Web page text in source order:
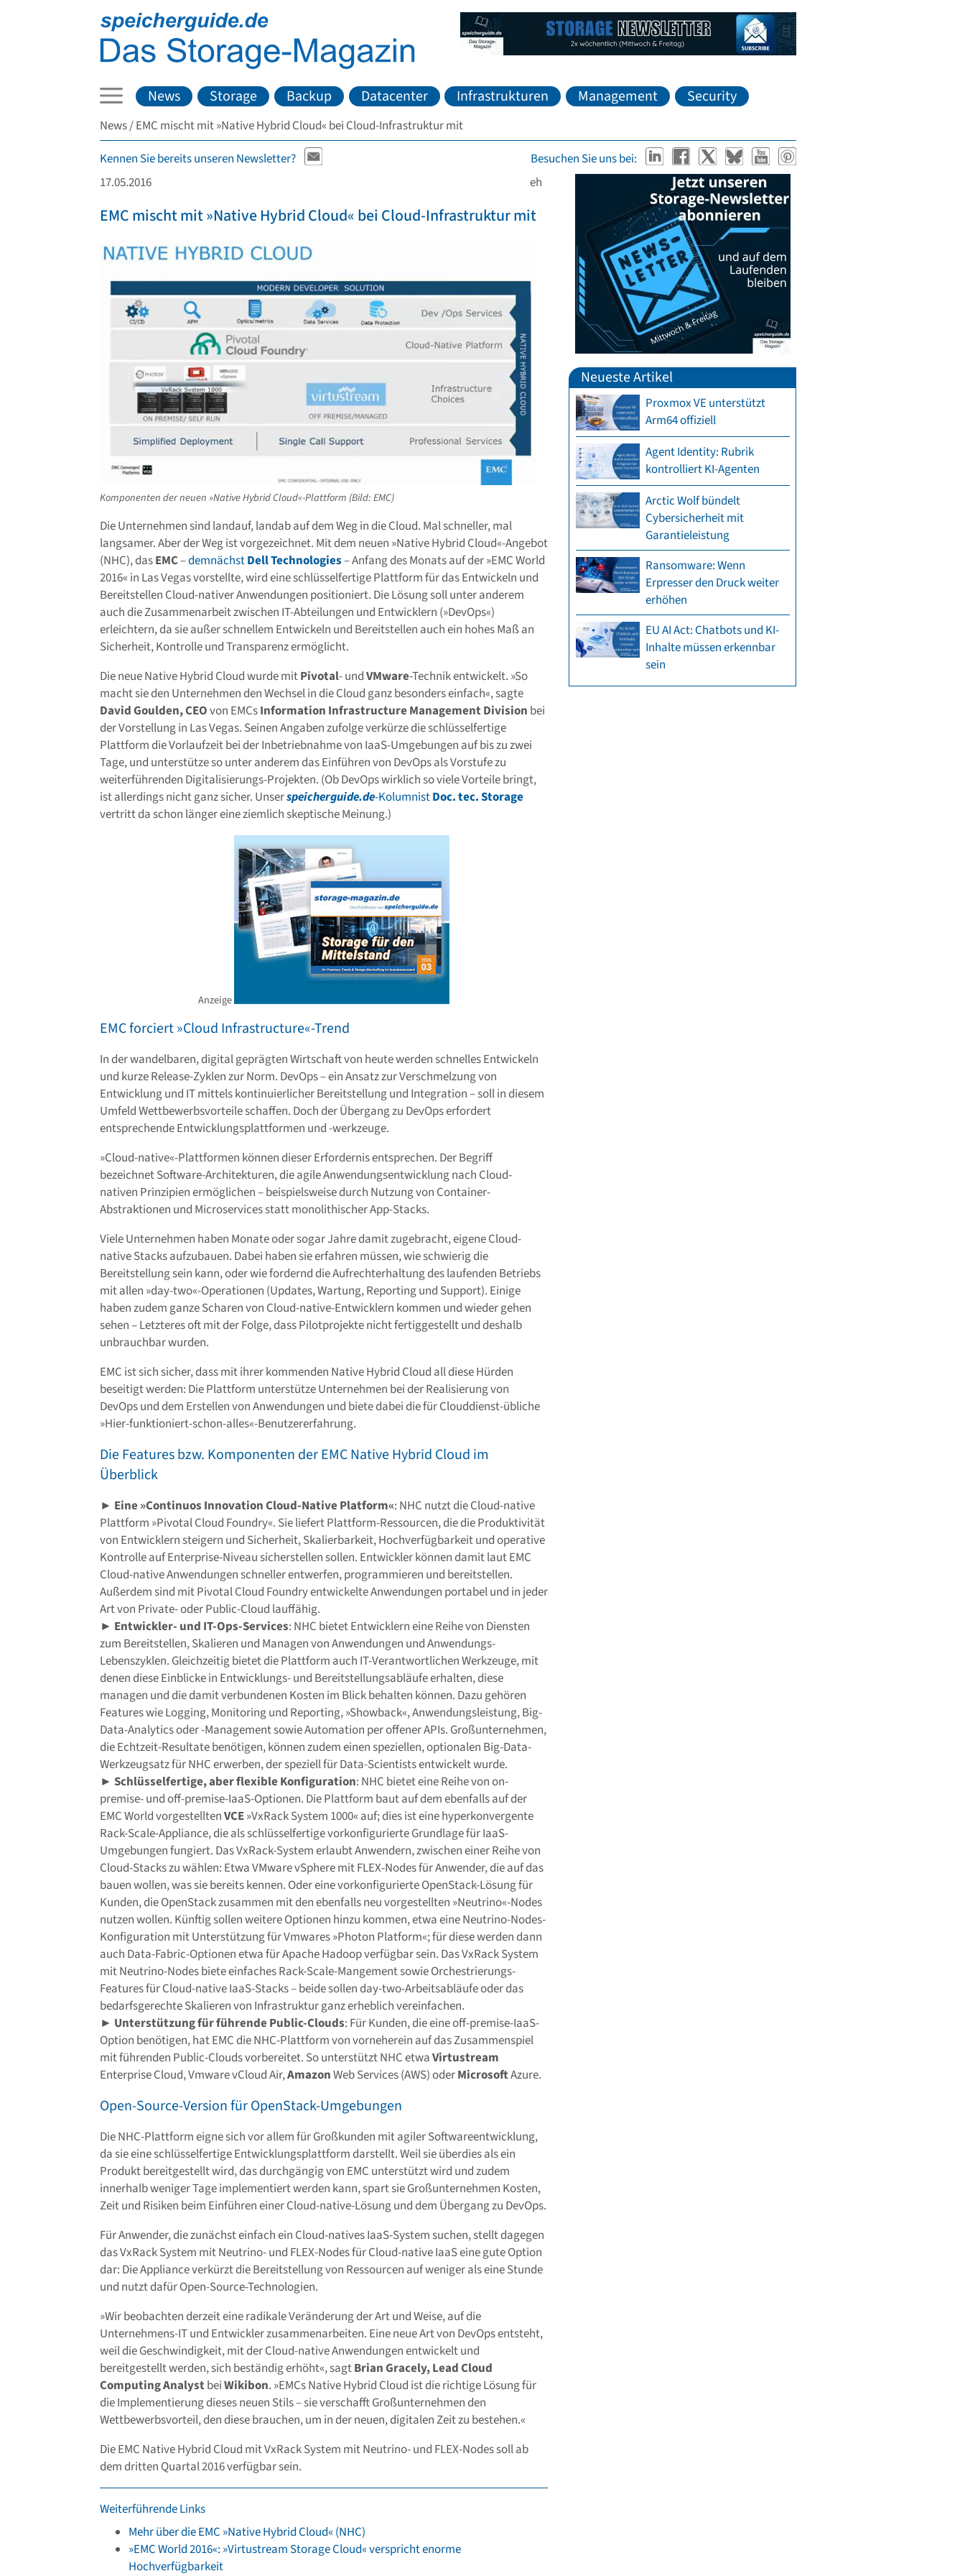
News Storage Backup Datacenter Infrastrukturen Management Security
News EMC mischt mit »Native Hybrid Cloud« bei Cloud-Infrastruktur mit
Kennen Sie bereits unseren Newsletter?
Besuchen Sie uns bei:
17.05.2016
eh
EMC mischt mit »Native Hybrid Cloud« bei Cloud-Infrastruktur mit
Komponenten der neuen »Native Hybrid Cloud«-Plattform (Bild: EMC)
Die Unternehmen sind landauf, landab auf dem Weg in die Cloud. Mal schneller, mal
langsamer. Aber der Weg ist vorgezeichnet. Mit dem neuen »Native Hybrid Cloud«-Angebot
(NHC), dasEMC–demnächstDell Technologies– Anfang des Monats auf der »EMC World
2016« in Las Vegas vorstellte, wird eine schlüsselfertige Plattform für das Entwickeln und
Bereitstellen Cloud-nativer Anwendungen positioniert. Die Lösung soll unter anderem
auch die Zusammenarbeit zwischen IT-Abteilungen und Entwicklern (»DevOps«)
erleichtern, da sie außer schnellem Entwickeln und Bereitstellen auch ein hohes Maß an
Sicherheit, Kontrolle und Transparenz ermöglicht.
Die neue Native Hybrid Cloud wurde mitPivotal- undVMware-Technik entwickelt. »So
macht sie den Unternehmen den Wechsel in die Cloud ganz besonders einfach«, sagte
David Goulden, CEOvon EMCsInformation Infrastructure Management Division bei
der Vorstellung in Las Vegas. Seinen Angaben zufolge verkürze die schlüsselfertige
Plattform die Vorlaufzeit bei der Inbetriebnahme von IaaS-Umgebungen auf bis zu zwei
Tage, und unterstütze so unter anderem das Einführen von DevOps als Vorstufe zu
weiterführenden Digitalisierungs-Projekten. (Ob DevOps wirklich so viele Vorteile bringt,
ist allerdings nicht ganz sicher. Unserspeicherguide.de-KolumnistDoc. tec. Storage
vertritt da schon länger eine ziemlich skeptische Meinung.)
Anzeige
EMC forciert »Cloud Infrastructure«-Trend
In der wandelbaren, digital geprägten Wirtschaft von heute werden schnelles Entwickeln
und kurze Release-Zyklen zur Norm. DevOps – ein Ansatz zur Verschmelzung von
Entwicklung und IT mittels kontinuierlicher Bereitstellung und Integration – soll in diesem
Umfeld Wettbewerbsvorteile schaffen. Doch der Übergang zu DevOps erfordert
entsprechende Entwicklungsplattformen und -werkzeuge.
»Cloud-native«-Plattformen können dieser Erfordernis entsprechen. Der Begriff
bezeichnet Software-Architekturen, die agile Anwendungsentwicklung nach Cloud-
nativen Prinzipien ermöglichen – beispielsweise durch Nutzung von Container-
Abstraktionen und Microservices statt monolithischer App-Stacks.
Viele Unternehmen haben Monate oder sogar Jahre damit zugebracht, eigene Cloud-
native Stacks aufzubauen. Dabei haben sie erfahren müssen, wie schwierig die
Bereitstellung sein kann, oder wie fordernd die Aufrechterhaltung des laufenden Betriebs
mit allen »day-two«-Operationen (Updates, Wartung, Reporting und Support). Einige
haben zudem ganze Scharen von Cloud-native-Entwicklern kommen und wieder gehen
sehen – Letzteres oft mit der Folge, dass Pilotprojekte nicht fertiggestellt und deshalb
unbrauchbar wurden.
EMC ist sich sicher, dass mit ihrer kommenden Native Hybrid Cloud all diese Hürden
beseitigt werden: Die Plattform unterstütze Unternehmen bei der Realisierung von
DevOps und dem Erstellen von Anwendungen und biete dabei die für Clouddienst-übliche
»Hier-funktioniert-schon-alles«-Benutzererfahrung.
Die Features bzw. Komponenten der EMC Native Hybrid Cloud im
Überblick
► Eine »Continuos Innovation Cloud-Native Platform«: NHC nutzt die Cloud-native
Plattform »Pivotal Cloud Foundry«. Sie liefert Plattform-Ressourcen, die die Produktivität
von Entwicklern steigern und Sicherheit, Skalierbarkeit, Hochverfügbarkeit und operative
Kontrolle auf Enterprise-Niveau sicherstellen sollen. Entwickler können damit laut EMC
Cloud-native Anwendungen schneller entwerfen, programmieren und bereitstellen.
Außerdem sind mit Pivotal Cloud Foundry entwickelte Anwendungen portabel und in jeder
Art von Private- oder Public-Cloud lauffähig.
► Entwickler- und IT-Ops-Services: NHC bietet Entwicklern eine Reihe von Diensten
zum Bereitstellen, Skalieren und Managen von Anwendungen und Anwendungs-
Lebenszyklen. Gleichzeitig bietet die Plattform auch IT-Verantwortlichen Werkzeuge, mit
denen diese Einblicke in Entwicklungs- und Bereitstellungsabläufe erhalten, diese
managen und die damit verbundenen Kosten im Blick behalten können. Dazu gehören
Features wie Logging, Monitoring und Reporting, »Showback«, Anwendungsleistung, Big-
Data-Analytics oder -Management sowie Automation per offener APIs. Großunternehmen,
die Echtzeit-Resultate benötigen, können zudem einen speziellen, optionalen Big-Data-
Werkzeugsatz für NHC erwerben, der speziell für Data-Scientists entwickelt wurde.
► Schlüsselfertige, aber flexible Konfiguration: NHC bietet eine Reihe von on-
premise- und off-premise-IaaS-Optionen. Die Plattform baut auf dem ebenfalls auf der
EMC World vorgestelltenVCE»VxRack System 1000« auf; dies ist eine hyperkonvergente
Rack-Scale-Appliance, die als schlüsselfertige vorkonfigurierte Grundlage für IaaS-
Umgebungen fungiert. Das VxRack-System erlaubt Anwendern, zwischen einer Reihe von
Cloud-Stacks zu wählen: Etwa VMware vSphere mit FLEX-Nodes für Anwender, die auf das
bauen wollen, was sie bereits kennen. Oder eine vorkonfigurierte OpenStack-Lösung für
Kunden, die OpenStack zusammen mit den ebenfalls neu vorgestellten »Neutrino«-Nodes
nutzen wollen. Künftig sollen weitere Optionen hinzu kommen, etwa eine Neutrino-Nodes-
Konfiguration mit Unterstützung für Vmwares »Photon Platform«; für diese werden dann
auch Data-Fabric-Optionen etwa für Apache Hadoop verfügbar sein. Das VxRack System
mit Neutrino-Nodes biete einfaches Rack-Scale-Mangement sowie Orchestrierungs-
Features für Cloud-native IaaS-Stacks – beide sollen day-two-Arbeitsabläufe oder das
bedarfsgerechte Skalieren von Infrastruktur ganz erheblich vereinfachen.
► Unterstützung für führende Public-Clouds: Für Kunden, die eine off-premise-IaaS-
Option benötigen, hat EMC die NHC-Plattform von vorneherein auf das Zusammenspiel
mit führenden Public-Clouds vorbereitet. So unterstützt NHC etwaVirtustream
Enterprise Cloud, Vmware vCloud Air,AmazonWeb Services (AWS) oderMicrosoftAzure.
Open-Source-Version für OpenStack-Umgebungen
Die NHC-Plattform eigne sich vor allem für Großkunden mit agiler Softwareentwicklung,
da sie eine schlüsselfertige Entwicklungsplattform darstellt. Weil sie überdies als ein
Produkt bereitgestellt wird, das durchgängig von EMC unterstützt wird und zudem
innerhalb weniger Tage implementiert werden kann, spart sie Großunternehmen Kosten,
Zeit und Risiken beim Einführen einer Cloud-native-Lösung und dem Übergang zu DevOps.
Für Anwender, die zunächst einfach ein Cloud-natives IaaS-System suchen, stellt dagegen
das VxRack System mit Neutrino- und FLEX-Nodes für Cloud-native IaaS eine gute Option
dar: Die Appliance verkürzt die Bereitstellung von Ressourcen auf weniger als eine Stunde
und nutzt dafür Open-Source-Technologien.
»Wir beobachten derzeit eine radikale Veränderung der Art und Weise, auf die
Unternehmens-IT und Entwickler zusammenarbeiten. Eine neue Art von DevOps entsteht,
weil die Geschwindigkeit, mit der Cloud-native Anwendungen entwickelt und
bereitgestellt werden, sich beständig erhöht«, sagtBrian Gracely, Lead Cloud
Computing Analyst beiWikibon. »EMCs Native Hybrid Cloud ist die richtige Lösung für
die Implementierung dieses neuen Stils – sie verschafft Großunternehmen den
Wettbewerbsvorteil, den diese brauchen, um in der neuen, digitalen Zeit zu bestehen.«
Die EMC Native Hybrid Cloud mit VxRack System mit Neutrino- und FLEX-Nodes soll ab
dem dritten Quartal 2016 verfügbar sein.
Weiterführende Links
Mehr über die EMC »Native Hybrid Cloud« (NHC)
»EMC World 2016«: »Virtustream Storage Cloud« verspricht enorme
Hochverfügbarkeit
Neueste Artikel
Proxmox VE unterstützt
Arm64 offiziell
Agent Identity: Rubrik
kontrolliert KI-Agenten
Arctic Wolf bündelt
Cybersicherheit mit
Garantieleistung
Ransomware: Wenn
Erpresser den Druck weiter
erhöhen
EU AI Act: Chatbots und KI-
Inhalte müssen erkennbar
sein